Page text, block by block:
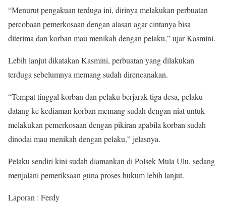
“Menurut pengakuan terduga ini, dirinya melakukan perbuatan
percobaan pemerkosaan dengan alasan agar cintanya bisa
diterima dan korban mau menikah dengan pelaku,” ujar Kasmini.
Lebih lanjut dikatakan Kasmini, perbuatan yang dilakukan
terduga sebelumnya memang sudah direncanakan.
“Tempat tinggal korban dan pelaku berjarak tiga desa, pelaku
datang ke kediaman korban memang sudah dengan niat untuk
melakukan pemerkosaan dengan pikiran apabila korban sudah
dinodai mau menikah dengan pelaku,” jelasnya.
Pelaku sendiri kini sudah diamankan di Polsek Mula Ulu, sedang
menjalani pemeriksaan guna proses hukum lebih lanjut.
Laporan : Ferdy